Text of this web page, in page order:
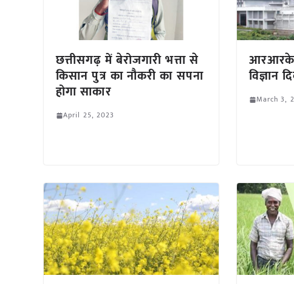
छत्तीसगढ़ में बेरोजगारी भत्ता से
किसान पुत्र का नौकरी का सपना
होगा साकार
April 25, 2023
आरआरकेट
विज्ञान
March 3,